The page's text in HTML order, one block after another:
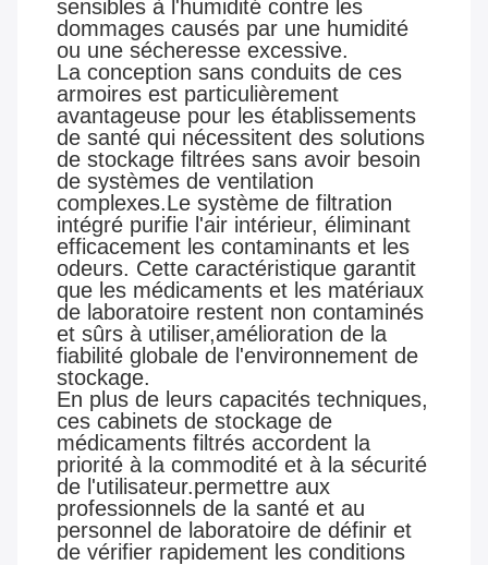
sensibles à l'humidité contre les
dommages causés par une humidité
ou une sécheresse excessive.
La conception sans conduits de ces
armoires est particulièrement
avantageuse pour les établissements
de santé qui nécessitent des solutions
de stockage filtrées sans avoir besoin
de systèmes de ventilation
complexes.Le système de filtration
intégré purifie l'air intérieur, éliminant
efficacement les contaminants et les
odeurs. Cette caractéristique garantit
que les médicaments et les matériaux
de laboratoire restent non contaminés
et sûrs à utiliser,amélioration de la
fiabilité globale de l'environnement de
stockage.
En plus de leurs capacités techniques,
ces cabinets de stockage de
médicaments filtrés accordent la
priorité à la commodité et à la sécurité
de l'utilisateur.permettre aux
professionnels de la santé et au
personnel de laboratoire de définir et
de vérifier rapidement les conditions